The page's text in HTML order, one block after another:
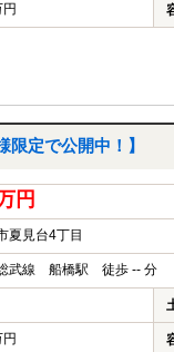
限定で公開中！】
円
夏見台4丁目
武線 船橋駅 徒歩 -- 分